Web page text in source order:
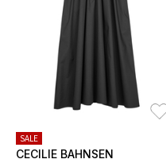
SALE
CECILIE BAHNSEN